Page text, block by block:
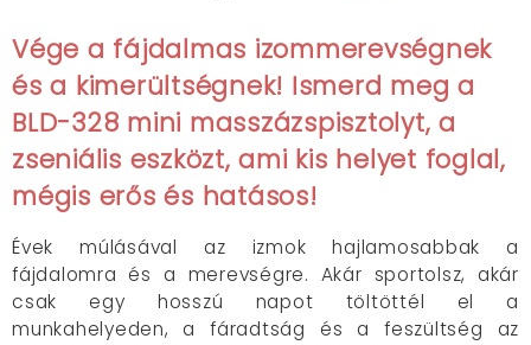
Vége a fájdalmas izommerevségnek
és a kimerültségnek! Ismerd meg a
BLD-328 mini masszázspisztolyt, a
zseniális eszközt, ami kis helyet foglal,
mégis erős és hatásos!
Évek múlásával az izmok hajlamosabbak a
fájdalomra és a merevségre. Akár sportolsz, akár
csak egy hosszú napot töltöttél el a
munkahelyeden, a fáradtság és a feszültség az